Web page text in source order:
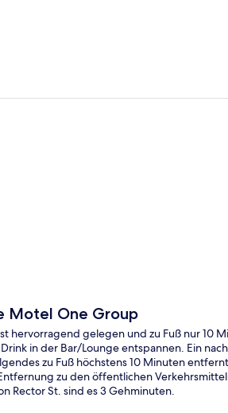
Motel One Group
hervorragend gelegen und zu Fuß nur 10
in der Bar/Lounge entspannen. Ein
zu Fuß höchstens 10 Minuten
zu den öffentlichen
Rector St. sind es 3 Gehminuten.